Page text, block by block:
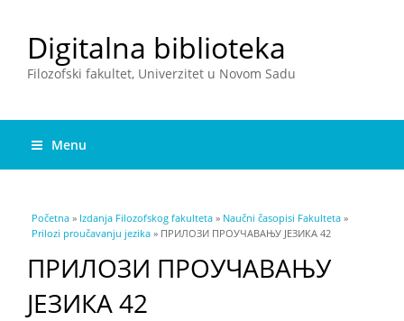
Digitalna biblioteka
Filozofski fakultet, Univerzitet u Novom Sadu
Menu
You are here
Početna » Izdanja Filozofskog fakulteta » Naučni časopisi Fakulteta »
Prilozi proučavanju jezika » ПРИЛОЗИ ПРОУЧАВАЊУ ЈЕЗИКА 42
ПРИЛОЗИ ПРОУЧАВАЊУ
ЈЕЗИКА 42